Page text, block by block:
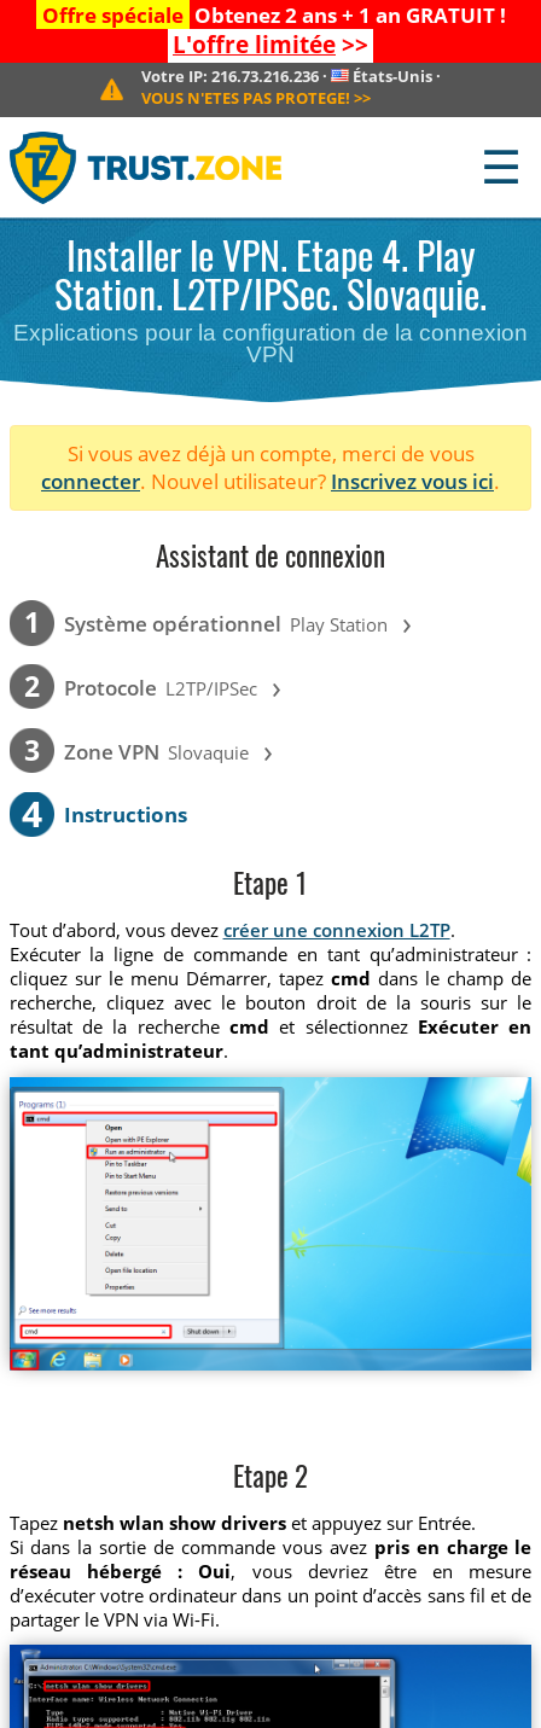
Offre spéciale Obtenez 2 ans + 1 an GRATUIT !
L'offre limitée>>
Votre IP: 216.73.216.236· États-Unis ·
VOUS N'ETES PAS PROTEGE! >>
☰
Installer le VPN. Etape 4. Play
Station. L2TP/IPSec. Slovaquie.
Explications pour la configuration de la connexion
VPN
Si vous avez déjà un compte, merci de vous
connecter. Nouvel utilisateur? Inscrivez vous ici.
Assistant de connexion
1 Système opérationnel Play Station ›
2 Protocole L2TP/IPSec ›
3 Zone VPN Slovaquie ›
4 Instructions
Etape 1
Tout d’abord, vous devez créer une connexion L2TP.
Exécuter la ligne de commande en tant qu’administrateur :
cliquez sur le menu Démarrer, tapezcmd dans le champ de
recherche, cliquez avec le bouton droit de la souris sur le
résultat de la recherche cmd et sélectionnez Exécuter en
tant qu’administrateur.
Etape 2
Tapez netsh wlan show driverset appuyez sur Entrée.
Si dans la sortie de commande vous avez pris en charge le
réseau hébergé : Oui, vous devriez être en mesure
d’exécuter votre ordinateur dans un point d’accès sans fil et de
partager le VPN via Wi-Fi.